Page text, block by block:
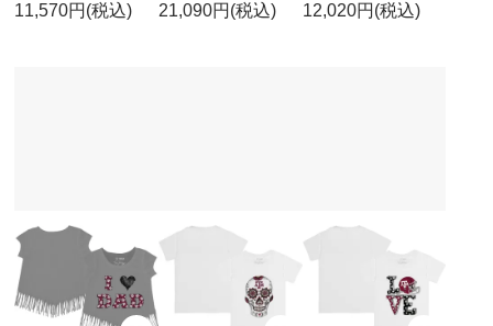
11,570円(税込) 21,090円(税込) 12,020円(税込)